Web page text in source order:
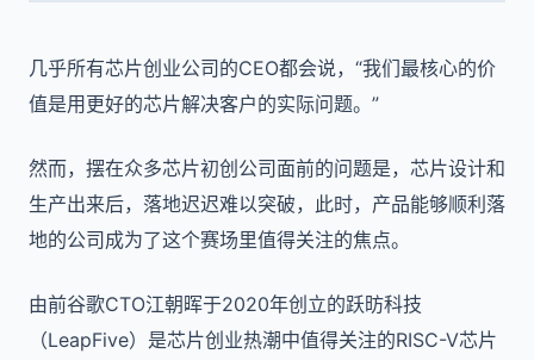
几乎所有芯片创业公司的CEO都会说，“我们最核心的价
值是用更好的芯片解决客户的实际问题。”
然而，摆在众多芯片初创公司面前的问题是，芯片设计和
生产出来后，落地迟迟难以突破，此时，产品能够顺利落
地的公司成为了这个赛场里值得关注的焦点。
由前谷歌CTO江朝晖于2020年创立的跃昉科技
（LeapFive）是芯片创业热潮中值得关注的RISC-V芯片